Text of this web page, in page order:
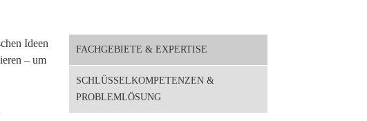
Ideen
– um
FACHGEBIETE & EXPERTISE
SCHLÜSSELKOMPETENZEN &
PROBLEMLÖSUNG